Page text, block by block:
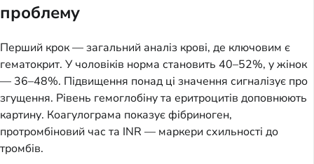
проблему
Перший крок — загальний аналіз крові, де ключовим є
гематокрит. У чоловіків норма становить 40–52%, у жінок
— 36–48%. Підвищення понад ці значення сигналізує про
згущення. Рівень гемоглобіну та еритроцитів доповнюють
картину. Коагулограма показує фібриноген,
протромбіновий час та INR — маркери схильності до
тромбів.